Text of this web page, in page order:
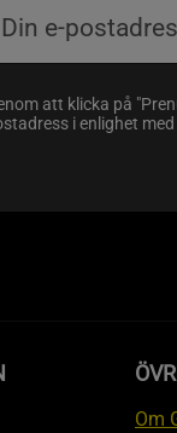
att klicka på
i enlighet
Om